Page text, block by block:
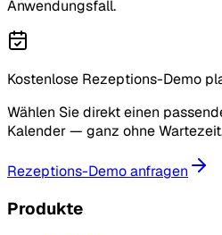
Anwendungsfall.
Kostenlose Rezeptions-Demo
Wählen Sie direkt einen
Kalender — ganz ohne
Rezeptions-Demo anfragen
Produkte